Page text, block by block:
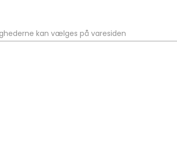
kan vælges på varesiden